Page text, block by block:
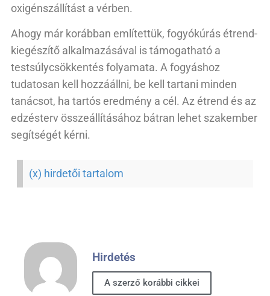
oxigénszállítást a vérben.
Ahogy már korábban említettük, fogyókúrás étrend-
kiegészítő alkalmazásával is támogatható a
testsúlycsökkentés folyamata. A fogyáshoz
tudatosan kell hozzáállni, be kell tartani minden
tanácsot, ha tartós eredmény a cél. Az étrend és az
edzésterv összeállításához bátran lehet szakember
segítségét kérni.
(x) hirdetői tartalom
Hirdetés
A szerző korábbi cikkei